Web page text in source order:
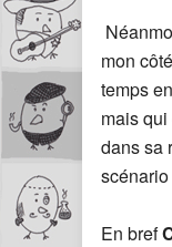
mon
temps
mais
dans sa
En bref